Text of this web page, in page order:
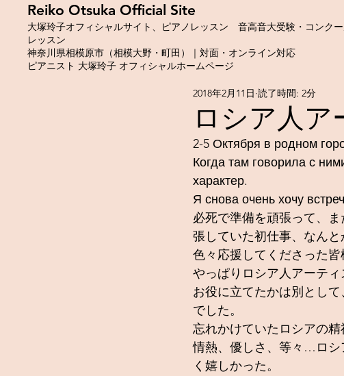
​Reiko Otsuka Official Site
大塚玲子オフィシャルサイト、ピアノレッスン 音高音大受験・コンク
レッスン
神奈川県相模原市（相模大野・町田）｜対面・オンライン対応
ピアニスト 大塚玲子 オフィシャルホームページ
ロシア人ア
2018年2月11日 読了時間: 2分
2-5 Октября в родном
Когда там говорила с
характер.
Я снова очень хочу
必死で準備を頑張って、
張していた初仕事、なん
色々応援してくださった
やっぱりロシア人アーティ
お役に立てたかは別とし
でした。
忘れかけていたロシアの
情熱、優しさ、等々…ロシ
く嬉しかった。